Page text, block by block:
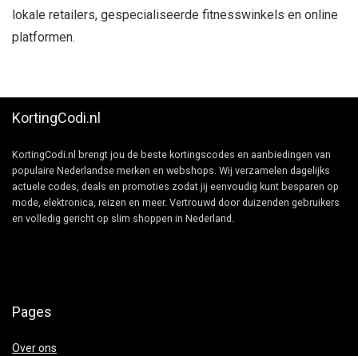
lokale retailers, gespecialiseerde fitnesswinkels en online
platformen.
KortingCodi.nl
KortingCodi.nl brengt jou de beste kortingscodes en aanbiedingen van
populaire Nederlandse merken en webshops. Wij verzamelen dagelijks
actuele codes, deals en promoties zodat jij eenvoudig kunt besparen op
mode, elektronica, reizen en meer. Vertrouwd door duizenden gebruikers
en volledig gericht op slim shoppen in Nederland.
Pages
Over ons